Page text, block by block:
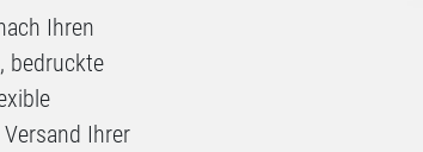
Ihren
bedruckte
Ihrer